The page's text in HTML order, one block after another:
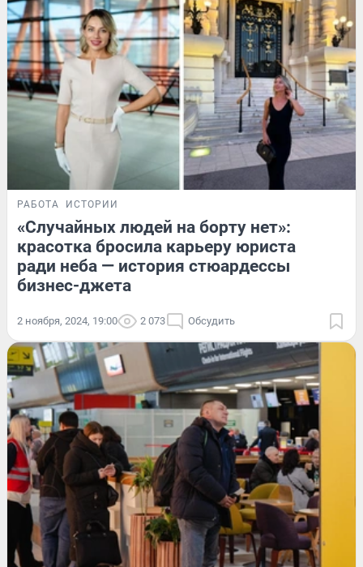
РАБОТА ИСТОРИИ
«Случайных людей на борту нет»:
красотка бросила карьеру юриста
ради неба — история стюардессы
бизнес-джета
2 ноября, 2024, 19:00 2 073 Обсудить